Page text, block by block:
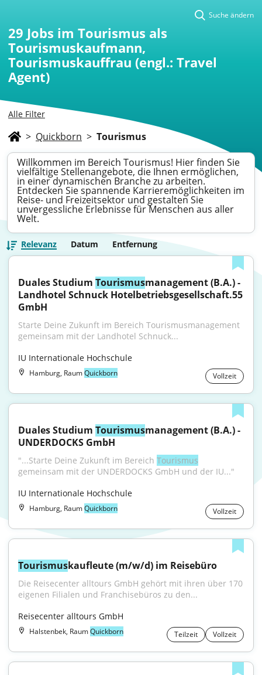
Alle Filter
Suche ändern
29 Jobs im Tourismus als
Tourismuskaufmann,
Tourismuskauffrau (engl.: Travel
Agent)
> Quickborn > Tourismus
Willkommen im Bereich Tourismus! Hier finden Sie
vielfältige Stellenangebote, die Ihnen ermöglichen,
in einer dynamischen Branche zu arbeiten.
Entdecken Sie spannende Karrieremöglichkeiten im
Reise- und Freizeitsektor und gestalten Sie
unvergessliche Erlebnisse für Menschen aus aller
Welt.
Relevanz Datum Entfernung
Duales Studium Tourismusmanagement (B.A.) -
Landhotel Schnuck Hotelbetriebsgesellschaft.55
GmbH
Starte Deine Zukunft im Bereich Tourismusmanagement
gemeinsam mit der Landhotel Schnuck...
IU Internationale Hochschule
Hamburg, RaumQuickborn Vollzeit
Duales Studium Tourismusmanagement (B.A.) -
UNDERDOCKS GmbH
"...Starte Deine Zukunft im Bereich Tourismus
gemeinsam mit der UNDERDOCKS GmbH und der IU..."
IU Internationale Hochschule
Hamburg, RaumQuickborn Vollzeit
Tourismuskaufleute (m/w/d) im Reisebüro
Die Reisecenter alltours GmbH gehört mit ihren über 170
eigenen Filialen und Franchisebüros zu den...
Reisecenter alltours GmbH
Halstenbek, RaumQuickborn Teilzeit Vollzeit